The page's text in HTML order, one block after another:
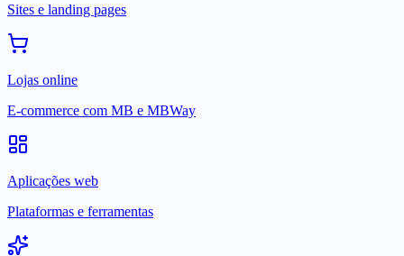
Sites e landing pages
Lojas online
E-commerce com MB e MBWay
Aplicações web
Plataformas e ferramentas